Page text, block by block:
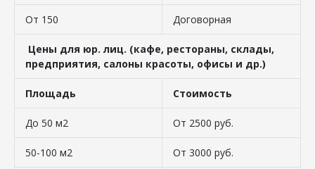
От 150 Договорная
Цены для юр. лиц. (кафе, рестораны, склады,
предприятия, салоны красоты, офисы и др.)
Площадь Стоимость
До 50 м2 От 2500 руб.
50-100 м2 От 3000 руб.